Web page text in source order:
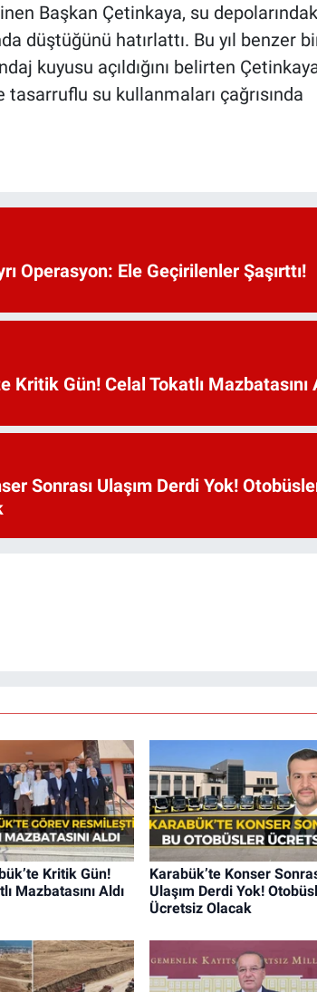
Başkan Çetinkaya, su
düştüğünü hatırlattı. Bu yıl benzer
kuyusu açıldığını belirten
su kullanmaları çağrısında
Operasyon: Ele Geçirilenler Şaşırttı!
Kritik Gün! Celal Tokatlı Mazbatasını
Sonrası Ulaşım Derdi Yok!
Kritik Gün!
Mazbatasını Aldı
Karabük’te Konser
Ulaşım Derdi Yok!
Ücretsiz Olacak